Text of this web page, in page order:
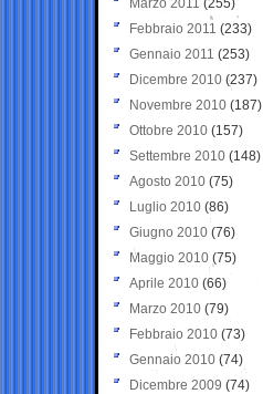
Marzo 2011 (255)
Febbraio 2011 (233)
Gennaio 2011 (253)
Dicembre 2010 (237)
Novembre 2010 (187)
Ottobre 2010 (157)
Settembre 2010 (148)
Agosto 2010 (75)
Luglio 2010 (86)
Giugno 2010 (76)
Maggio 2010 (75)
Aprile 2010 (66)
Marzo 2010 (79)
Febbraio 2010 (73)
Gennaio 2010 (74)
Dicembre 2009 (74)